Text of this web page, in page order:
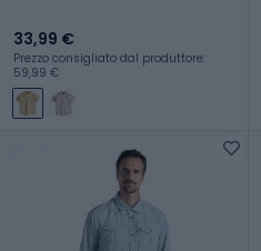
33,99 €
Prezzo consigliato dal produttore:
59,99 €